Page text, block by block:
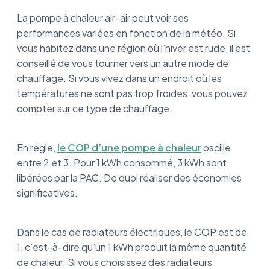
La pompe à chaleur air-air peut voir ses
performances variées en fonction de la météo. Si
vous habitez dans une région où l’hiver est rude, il est
conseillé de vous tourner vers un autre mode de
chauffage. Si vous vivez dans un endroit où les
températures ne sont pas trop froides, vous pouvez
compter sur ce type de chauffage.
En règle, le COP d’une pompe à chaleuroscille
entre 2 et 3. Pour 1 kWh consommé, 3 kWh sont
libérées par la PAC. De quoi réaliser des économies
significatives.
Dans le cas de radiateurs électriques, le COP est de
1, c'est-à-dire qu’un 1 kWh produit la même quantité
de chaleur. Si vous choisissez des radiateurs